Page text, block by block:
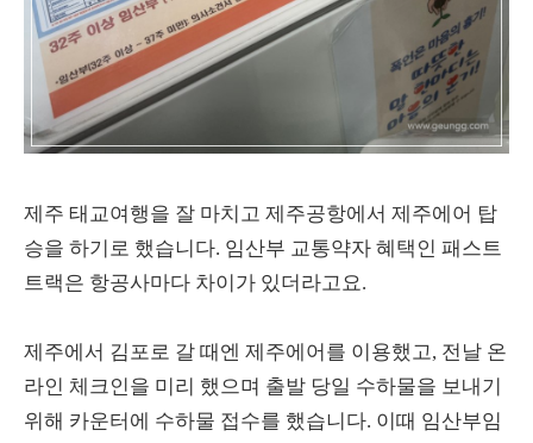
제주 태교여행을 잘 마치고 제주공항에서 제주에어 탑
승을 하기로 했습니다. 임산부 교통약자 혜택인 패스트
트랙은 항공사마다 차이가 있더라고요.
제주에서 김포로 갈 때엔 제주에어를 이용했고, 전날 온
라인 체크인을 미리 했으며 출발 당일 수하물을 보내기
위해 카운터에 수하물 접수를 했습니다. 이때 임산부임